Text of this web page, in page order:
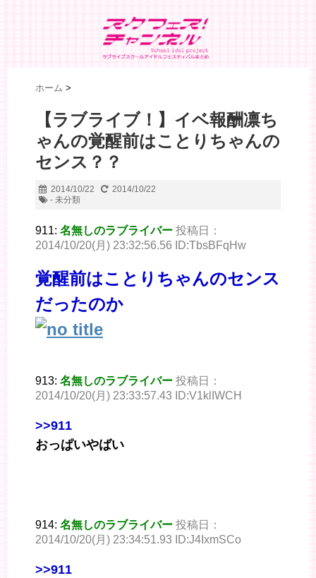
ホーム >
【ラブライブ！】イベ報酬凛ち
ゃんの覚醒前はことりちゃんの
センス？？
2014/10/22
2014/10/22
- 未分類
911: 名無しのラブライバー 投稿日：
2014/10/20(月) 23:32:56.56 ID:TbsBFqHw
覚醒前はことりちゃんのセンス
だったのか
913: 名無しのラブライバー 投稿日：
2014/10/20(月) 23:33:57.43 ID:V1klIWCH
>>911
おっぱいやばい
914: 名無しのラブライバー 投稿日：
2014/10/20(月) 23:34:51.93 ID:J4IxmSCo
>>911